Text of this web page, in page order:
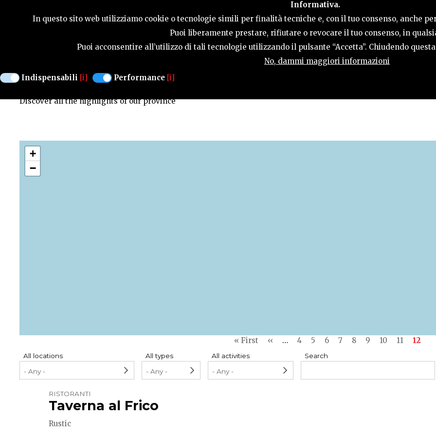
Informativa.
In questo sito web utilizziamo cookie o tecnologie simili per finalità tecniche e, con il tuo consenso, anche
Puoi liberamente prestare, rifiutare o revocare il tuo consenso, in
Puoi acconsentire all’utilizzo di tali tecnologie utilizzando il pulsante “Accetta”. Chiudendo
No, dammi maggiori informazioni
Indispensabili [i] Performance [i]
SEASONS ACTIVITIES HOSPITALITY TERRITORY
MAP OF HIGHLIGHTS
Discover all the highlights of our province
+
−
First
« First
Previous
‹‹ … Page
4 Page
5 Page
6 Page
7 Page
8 Page
9 Page
10 Page
11 12
All locations All types All activities Search
RISTORANTI
Taverna al Frico
Rustic